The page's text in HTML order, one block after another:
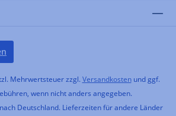
Mehrwertsteuer zzgl. Versandkostenund ggf.
wenn nicht anders angegeben.
Deutschland. Lieferzeiten für andere Länder